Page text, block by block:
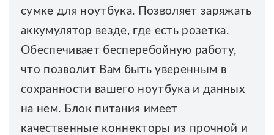
сумке для ноутбука. Позволяет заряжать
аккумулятор везде, где есть розетка.
Обеспечивает бесперебойную работу,
что позволит Вам быть уверенным в
сохранности вашего ноутбука и данных
на нем. Блок питания имеет
качественные коннекторы из прочной и